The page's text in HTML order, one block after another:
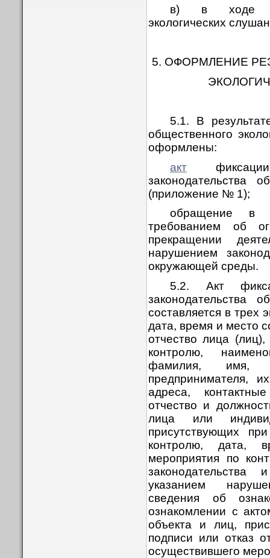
в) в ходе
экологических
5. ОФОРМЛЕНИЕ
5.1. В
общественного
оформлены:
акт
законодательства
(приложение № 1);
обращение в
требованием об
прекращении
нарушением
окружающей среды.
5.2. Акт
законодательства
составляется в трех
дата, время и место
отчество лица
контролю,
фамилия, имя,
предпринимателя,
адреса,
отчество и
лица или
присутствующих
контролю, дата,
мероприятия по
указанием
сведения об
ознакомлении с
объекта и лиц,
подписи или отказ
осуществившего